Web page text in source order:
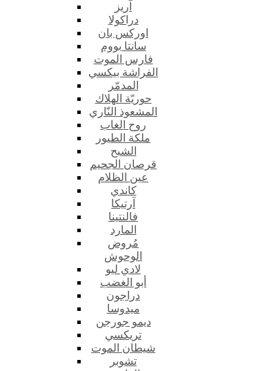
آريز
دراكولا
اوركس بان
سانتا بووم
فارس الموت
الفراشة بيكسي
المدمّر
حوريّة الهلاك
المشعوذ النّاري
روح الغاب
ملكة الطيور
الشبح
قرصان الجحيم
عين الظلام
كاندي
آرتيكا
فالنتينا
المارد
مُروض
الوحوش
لادي ليو
أبو الغضب
دراجون
ميدوسا
ديمو جورجن
تريكسي
شيطان الموت
تشوبر